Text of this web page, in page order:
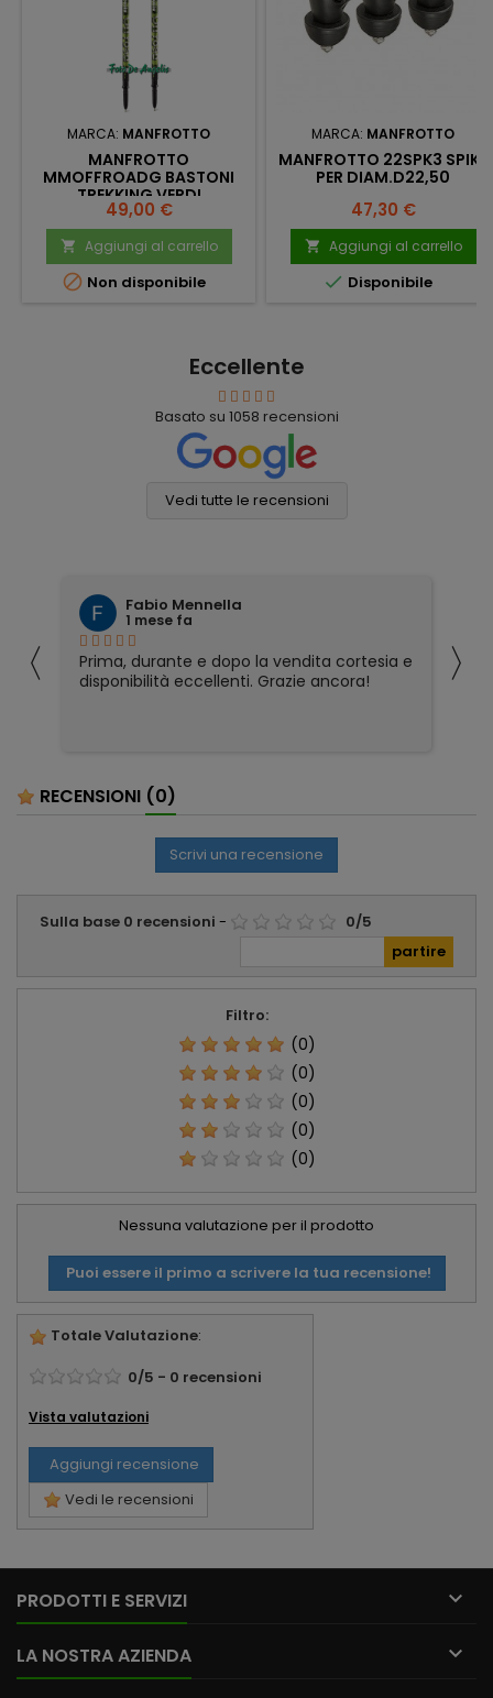
MARCA: MANFROTTO
MANFROTTO
MMOFFROADG BASTONI
TREKKING VERDI
Prezzo
49,00 €
 Aggiungi al carrello
 Non disponibile
MARCA: MANFROTTO
MANFROTTO 22SPK3 SPIKE
PER DIAM.D22,50
Prezzo
47,30 €
 Aggiungi al carrello
 Disponibile
Eccellente
Basato su 1058 recensioni
Vedi tutte le recensioni
〈
Fabio Mennella
1 mese fa
Prima, durante e dopo la vendita cortesia e
disponibilità eccellenti. Grazie ancora!
〉
RECENSIONI (0)
Scrivi una recensione
Sulla base 0 recensioni - 0/5
Filtro:
(0)
(0)
(0)
(0)
(0)
Nessuna valutazione per il prodotto
Puoi essere il primo a scrivere la tua recensione!
Totale Valutazione:
0/5 - 0 recensioni
Vista valutazioni
Aggiungi recensione
Vedi le recensioni
PRODOTTI E SERVIZI 
LA NOSTRA AZIENDA 